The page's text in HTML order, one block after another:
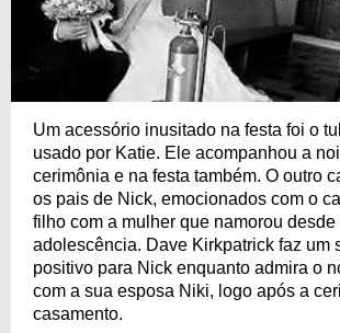
Um acessório inusitado na festa foi o
usado por Katie. Ele acompanhou a
cerimônia e na festa também. O outro
os pais de Nick, emocionados com o
filho com a mulher que namorou desde
adolescência. Dave Kirkpatrick faz um
positivo para Nick enquanto admira o
com a sua esposa Niki, logo após a
casamento.